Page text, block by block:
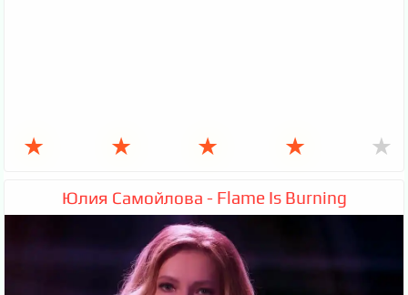
★ ★ ★ ★ ★
Юлия Самойлова - Flame Is Burning